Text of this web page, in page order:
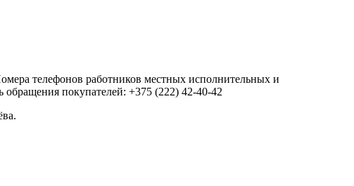
телефонов работников местных исполнительных и
покупателей: +375 (222) 42-40-42